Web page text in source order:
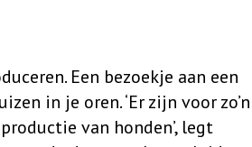
Een bezoekje aan een
in je oren. ‘Er zijn voor zo’n
van honden’, legt